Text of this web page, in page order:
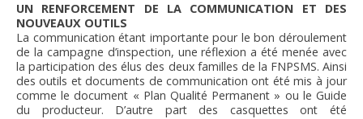
UN RENFORCEMENT DE LA COMMUNICATION ET DES
NOUVEAUX OUTILS
La communication étant importante pour le bon déroulement
de la campagne d’inspection, une réflexion a été menée avec
la participation des élus des deux familles de la FNPSMS. Ainsi
des outils et documents de communication ont été mis à jour
comme le document « Plan Qualité Permanent » ou le Guide
du producteur. D’autre part des casquettes ont été